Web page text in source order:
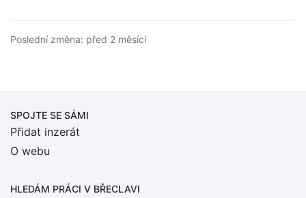
Poslední změna: před 2 měsíci
SPOJTE SE SÁMI
Přidat inzerát
O webu
HLEDÁM PRÁCI V BŘECLAVI